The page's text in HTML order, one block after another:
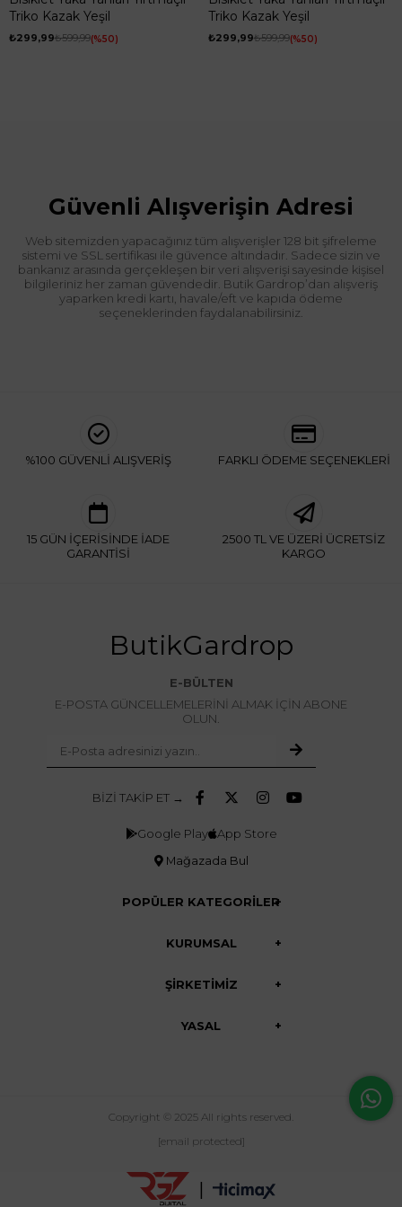
Triko Kazak Yeşil
₺299,99₺599,99 %50
Triko Kazak Yeşil
₺299,99₺599,99 %50
Güvenli Alışverişin Adresi
Web sitemizden yapacağınız tüm alışverişler 128 bit şifreleme
sistemi ve SSL sertifikası ile güvence altındadır. Sadece sizin ve
bankanız arasında gerçekleşen bir veri alışverişi sayesinde kişisel
bilgileriniz her zaman güvendedir. Butik Gardrop’dan alışveriş
yaparken kredi kartı, havale/eft ve kapıda ödeme
seçeneklerinden faydalanabilirsiniz.
%100 GÜVENLİ ALIŞVERİŞ FARKLI ÖDEME SEÇENEKLERİ
15 GÜN İÇERİSİNDE İADE
GARANTİSİ
2500 TL VE ÜZERİ ÜCRETSİZ
KARGO
ButikGardrop
E-BÜLTEN
E-POSTA GÜNCELLEMELERİNİ ALMAK İÇİN ABONE
OLUN.
BİZİ TAKİP ET →
Google Play App Store
Mağazada Bul
POPÜLER KATEGORİLER
KURUMSAL
ŞİRKETİMİZ
YASAL
Copyright © 2025 All rights reserved.
[email protected]
|